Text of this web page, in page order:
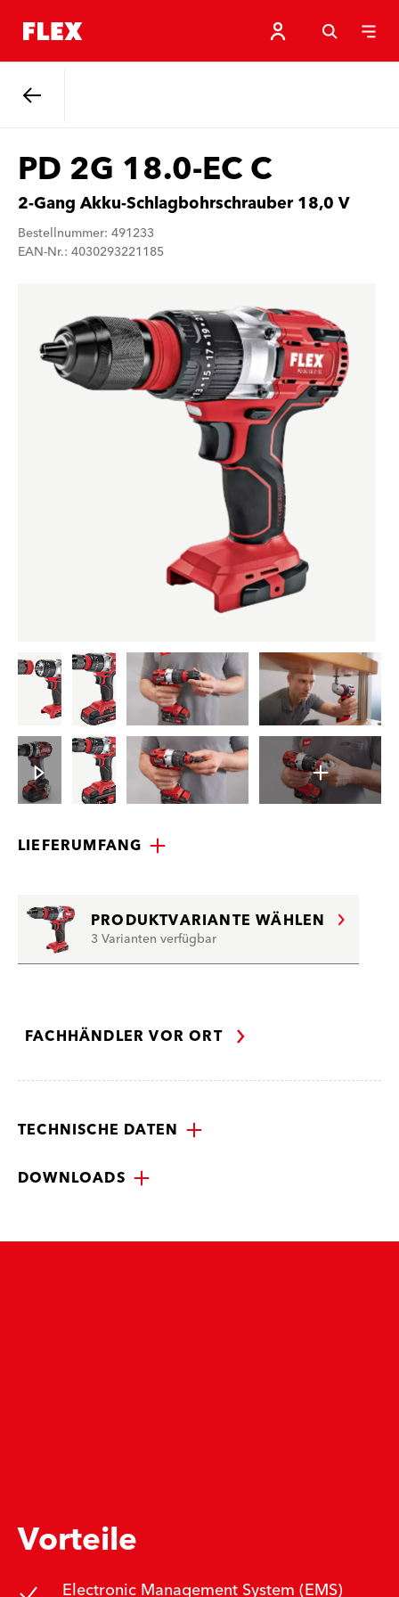
PD 2G 18.0-EC C
2-Gang Akku-Schlagbohrschrauber 18,0 V
Bestellnummer: 491233
EAN-Nr.: 4030293221185
LIEFERUMFANG
PRODUKTVARIANTE WÄHLEN
3 Varianten verfügbar
FACHHÄNDLER VOR ORT
TECHNISCHE DATEN
DOWNLOADS
Vorteile
Electronic Management System (EMS)